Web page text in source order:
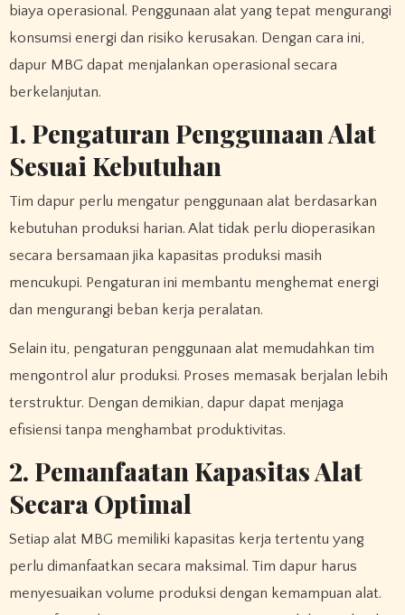
biaya operasional. Penggunaan alat yang tepat mengurangi
konsumsi energi dan risiko kerusakan. Dengan cara ini,
dapur MBG dapat menjalankan operasional secara
berkelanjutan.
1. Pengaturan Penggunaan Alat
Sesuai Kebutuhan
Tim dapur perlu mengatur penggunaan alat berdasarkan
kebutuhan produksi harian. Alat tidak perlu dioperasikan
secara bersamaan jika kapasitas produksi masih
mencukupi. Pengaturan ini membantu menghemat energi
dan mengurangi beban kerja peralatan.
Selain itu, pengaturan penggunaan alat memudahkan tim
mengontrol alur produksi. Proses memasak berjalan lebih
terstruktur. Dengan demikian, dapur dapat menjaga
efisiensi tanpa menghambat produktivitas.
2. Pemanfaatan Kapasitas Alat
Secara Optimal
Setiap alat MBG memiliki kapasitas kerja tertentu yang
perlu dimanfaatkan secara maksimal. Tim dapur harus
menyesuaikan volume produksi dengan kemampuan alat.